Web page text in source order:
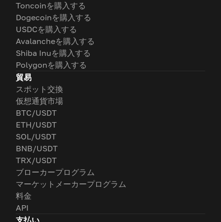
Toncoinを購入する
Dogecoinを購入する
USDCを購入する
Avalancheを購入する
Shiba Inuを購入する
Polygonを購入する
貿易
スポット交換
仮想通貨市場
BTC/USDT
ETH/USDT
SOL/USDT
BNB/USDT
TRX/USDT
ブローカープログラム
マーケットメーカープログラム
料金
API